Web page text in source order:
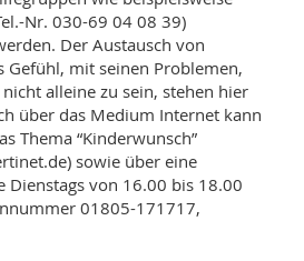
Nr. 030-69 04 08 39)
Der Austausch von
Gefühl, mit seinen Problemen,
alleine zu sein, stehen hier
über das Medium Internet kann
Thema “Kinderwunsch”
sowie über eine
Dienstags von 16.00 bis 18.00
01805-171717,